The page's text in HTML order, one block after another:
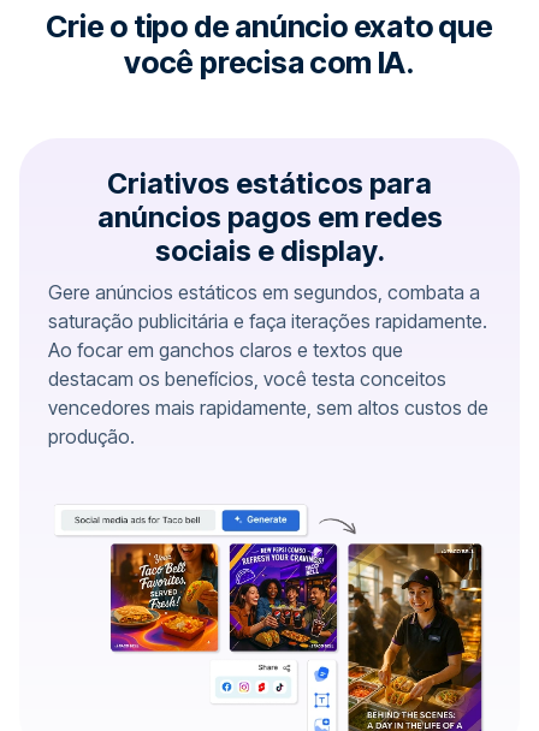
Crie o tipo de anúncio exato que
você precisa com IA.
Criativos estáticos para
anúncios pagos em redes
sociais e display.
Gere anúncios estáticos em segundos, combata a
saturação publicitária e faça iterações rapidamente.
Ao focar em ganchos claros e textos que
destacam os benefícios, você testa conceitos
vencedores mais rapidamente, sem altos custos de
produção.